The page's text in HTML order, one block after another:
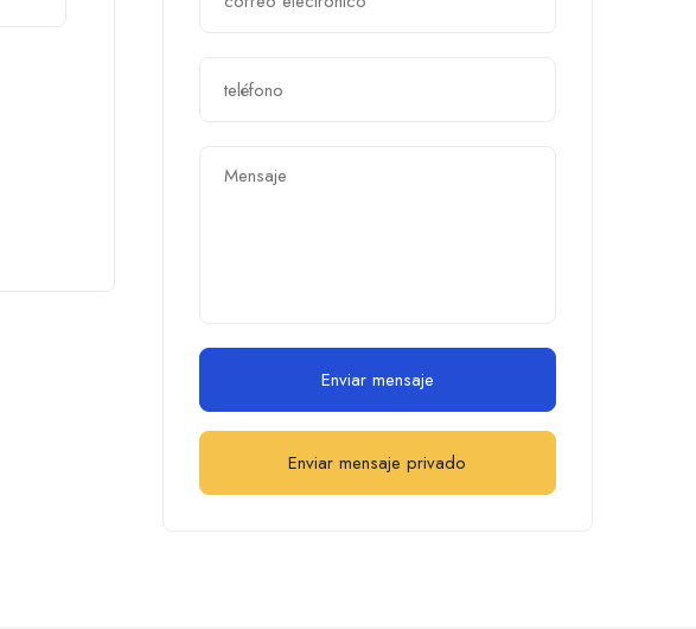
Enviar mensaje
Enviar mensaje privado